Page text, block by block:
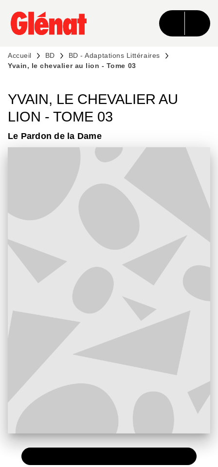
MENU RECHERCHE CONTENU
PIED DE PAGE
Accueil BD
BD - Adaptations Littéraires
Yvain, le chevalier au lion - Tome 03
YVAIN, LE CHEVALIER AU
LION - TOME 03
Le Pardon de la Dame